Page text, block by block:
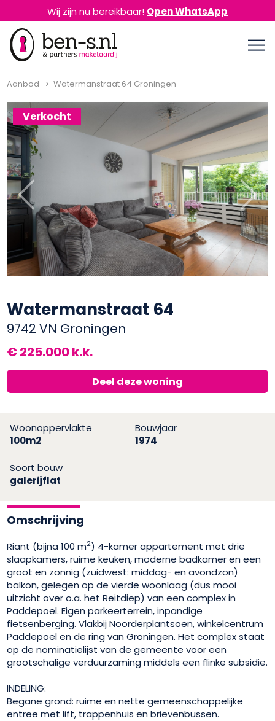
Wij zijn nu bereikbaar! Open WhatsApp
Aanbod Watermanstraat 64 Groningen
Verkocht
Previous Next
Watermanstraat 64
9742 VN Groningen
€ 225.000 k.k.
Deel deze woning
Woonoppervlakte
100m2
Bouwjaar
1974
Soort bouw
galerijflat
Omschrijving
Riant (bijna 100 m2) 4-kamer appartement met drie
slaapkamers, ruime keuken, moderne badkamer en een
groot en zonnig (zuidwest: middag- en avondzon)
balkon, gelegen op de vierde woonlaag (dus mooi
uitzicht over o.a. het Reitdiep) van een complex in
Paddepoel. Eigen parkeerterrein, inpandige
fietsenberging. Vlakbij Noorderplantsoen, winkelcentrum
Paddepoel en de ring van Groningen. Het complex staat
op de nominatielijst van de gemeente voor een
grootschalige verduurzaming middels een flinke subsidie.
INDELING:
Begane grond: ruime en nette gemeenschappelijke
entree met lift, trappenhuis en brievenbussen.